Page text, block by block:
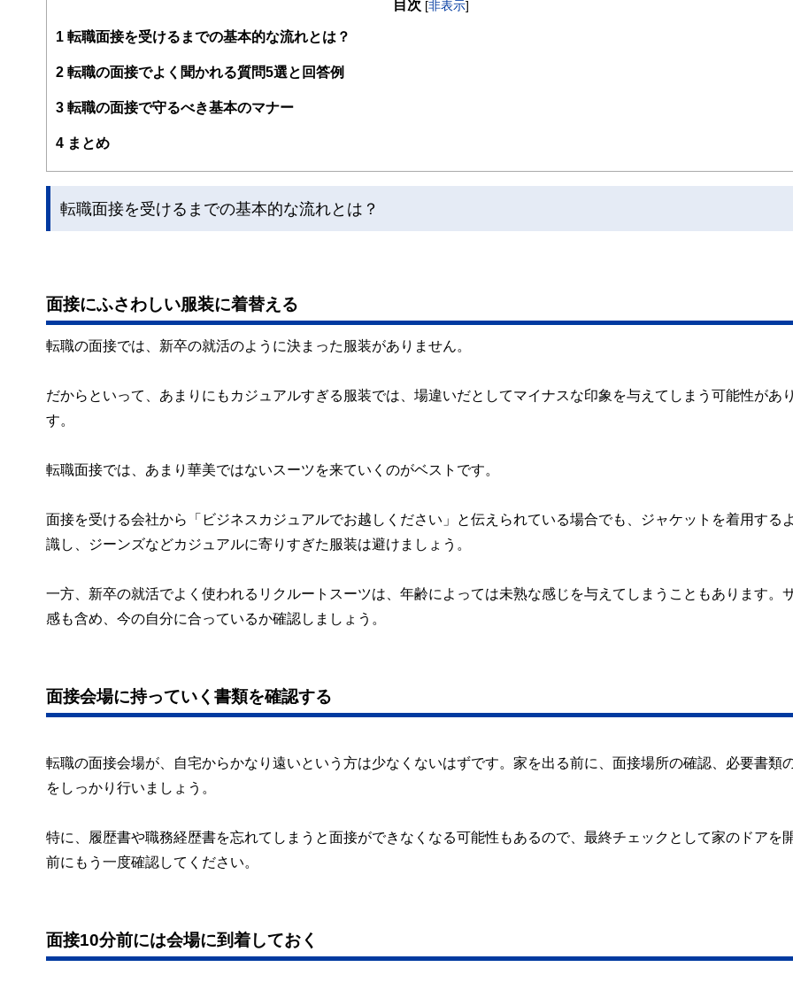
目次 [非表示]
1 転職面接を受けるまでの基本的な流れとは？
2 転職の面接でよく聞かれる質問5選と回答例
3 転職の面接で守るべき基本のマナー
4 まとめ
転職面接を受けるまでの基本的な流れとは？
面接にふさわしい服装に着替える
転職の面接では、新卒の就活のように決まった服装がありません。
だからといって、あまりにもカジュアルすぎる服装では、場違いだとしてマイナスな印象を与えてしまう可能性があ
す。
転職面接では、あまり華美ではないスーツを来ていくのがベストです。
面接を受ける会社から「ビジネスカジュアルでお越しください」と伝えられている場合でも、ジャケットを着用する
識し、ジーンズなどカジュアルに寄りすぎた服装は避けましょう。
一方、新卒の就活でよく使われるリクルートスーツは、年齢によっては未熟な感じを与えてしまうこともあります。
感も含め、今の自分に合っているか確認しましょう。
面接会場に持っていく書類を確認する
転職の面接会場が、自宅からかなり遠いという方は少なくないはずです。家を出る前に、面接場所の確認、必要書類
をしっかり行いましょう。
特に、履歴書や職務経歴書を忘れてしまうと面接ができなくなる可能性もあるので、最終チェックとして家のドアを
前にもう一度確認してください。
面接10分前には会場に到着しておく